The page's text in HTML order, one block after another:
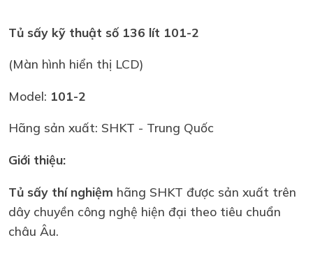
Tủ sấy kỹ thuật số 136 lít 101-2
(Màn hình hiển thị LCD)
Model: 101-2
Hãng sản xuất: SHKT - Trung Quốc
Giới thiệu:
Tủ sấy thí nghiệm hãng SHKT được sản xuất trên
dây chuyền công nghệ hiện đại theo tiêu chuẩn
châu Âu.